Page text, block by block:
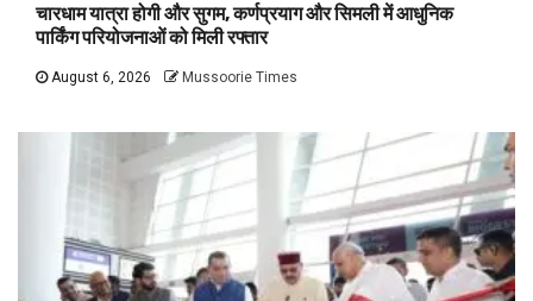
चारधाम यात्रा होगी और सुगम, कर्णप्रयाग और सिमली में आधुनिक
पार्किंग परियोजनाओं को मिली रफ्तार
August 6, 2026 Mussoorie Times